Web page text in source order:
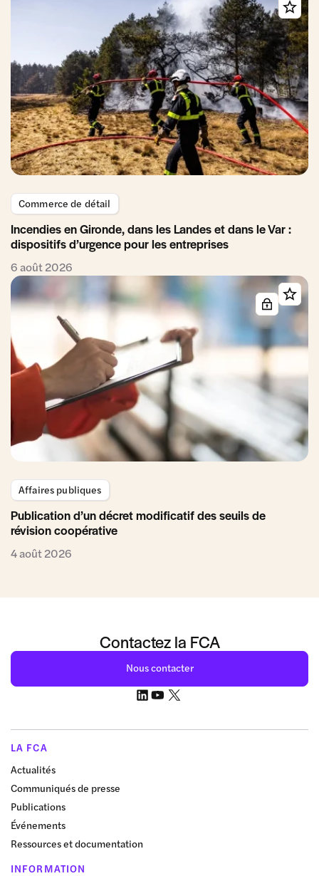
Commerce de détail
Incendies en Gironde, dans les Landes et dans le Var :
dispositifs d’urgence pour les entreprises
6 août 2026
Affaires publiques
Publication d’un décret modificatif des seuils de
révision coopérative
4 août 2026
Contactez la FCA
Nous contacter
LA FCA
Actualités
Communiqués de presse
Publications
Événements
Ressources et documentation
INFORMATION